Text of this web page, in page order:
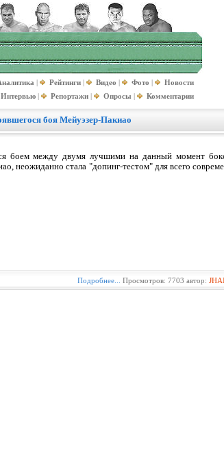
| Рейтинги | Видео | Фото |
Новости
Интервью | Репортажи | Опросы | Комментарии
боя Мейуэзер-Пакиао
боем между двумя лучшими на данный момент
неожиданно стала "допинг-тестом" для всего
Подробнее... Просмотров: 7703 автор: